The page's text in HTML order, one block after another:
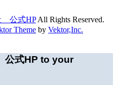
公式HPAll Rights Reserved.
Theme by Vektor,Inc.
公式HP to your